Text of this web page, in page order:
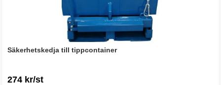
Säkerhetskedja till tippcontainer
274 kr/st